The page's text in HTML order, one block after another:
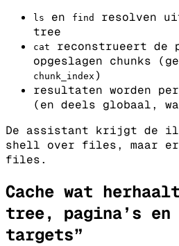
ls en find
resolven
tree
cat
reconstrueert de
opgeslagen chunks
chunk_index )
resultaten worden
(en deels globaal,
De assistant krijgt de
shell over files, maar
files.
Cache wat
tree, pagina’s en
targets”